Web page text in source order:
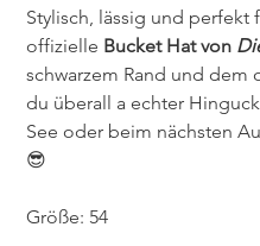
Stylisch, lässig und perfekt
offizielle Bucket Hat von
schwarzem Rand und
du überall a echter
See oder beim nächsten
😎
Größe: 54